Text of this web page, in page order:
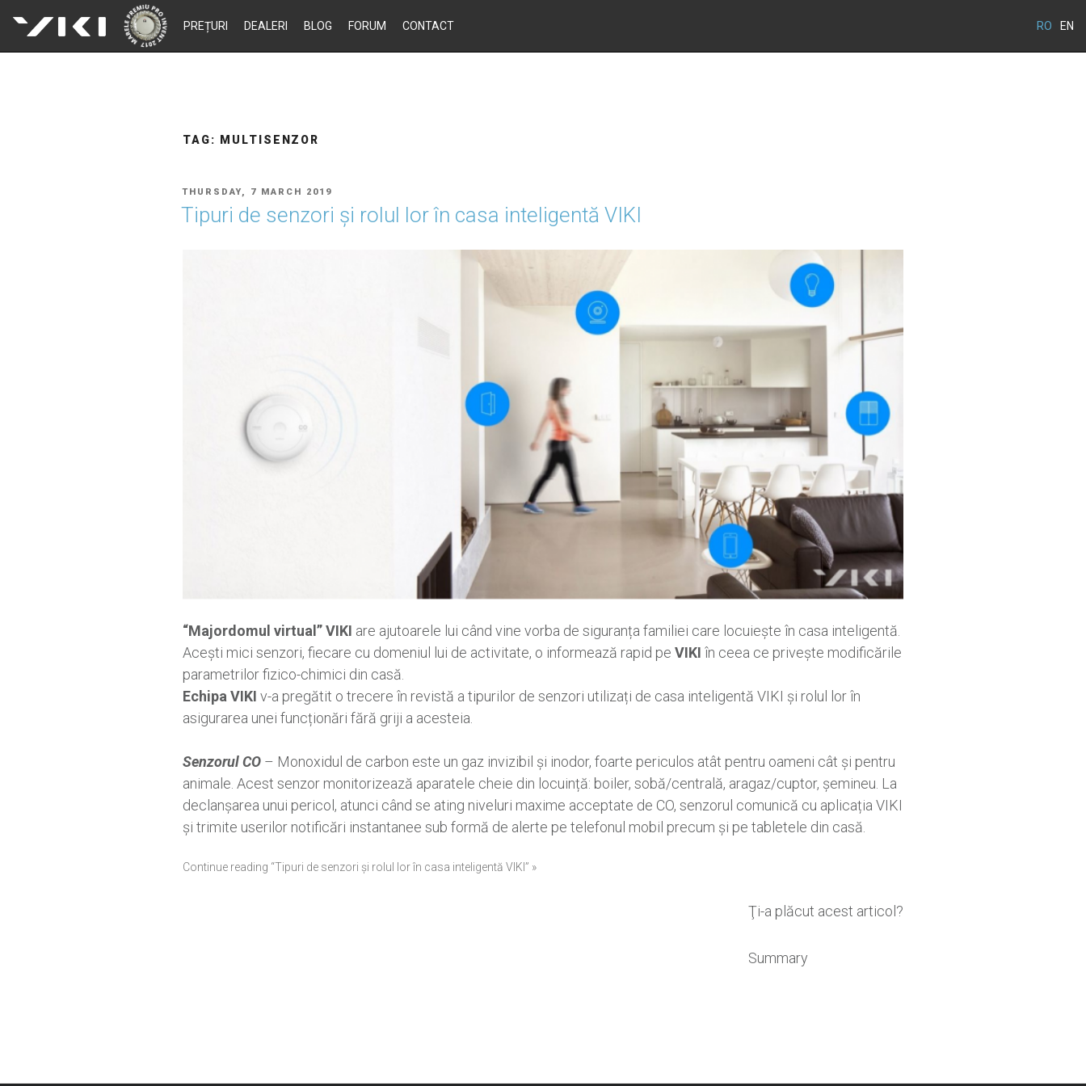
content
PREȚURI DEALERI BLOG FORUM CONTACT RO EN
TAG: MULTISENZOR
POSTED
THURSDAY, 7 MARCH 2019
Tipuri de senzori și rolul lor în casa inteligentă VIKI
“Majordomul virtual” VIKI are ajutoarele lui când vine vorba de siguranța familiei care locuiește în casa inteligentă.
Acești mici senzori, fiecare cu domeniul lui de activitate, o informează rapid pe VIKI în ceea ce privește modificările
parametrilor fizico-chimici din casă.
Echipa VIKI v-a pregătit o trecere în revistă a tipurilor de senzori utilizați de casa inteligentă VIKI și rolul lor în
asigurarea unei funcționări fără griji a acesteia.
Senzorul CO – Monoxidul de carbon este un gaz invizibil și inodor, foarte periculos atât pentru oameni cât și pentru
animale. Acest senzor monitorizează aparatele cheie din locuință: boiler, sobă/centrală, aragaz/cuptor, șemineu. La
declanșarea unui pericol, atunci când se ating niveluri maxime acceptate de CO, senzorul comunică cu aplicația VIKI
și trimite userilor notificări instantanee sub formă de alerte pe telefonul mobil precum și pe tabletele din casă.
Continue reading “Tipuri de senzori și rolul lor în casa inteligentă VIKI” »
Ţi-a plăcut acest articol?
Summary